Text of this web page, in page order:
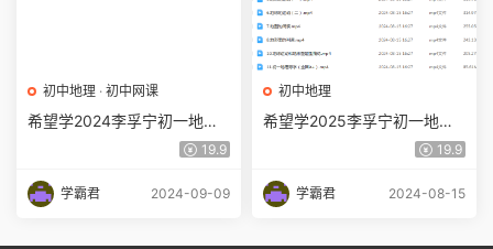
初中地理 · 初中网课
希望学2024李孚宁初一地理
（秋上·全国版·A+）【完结】
19.9
学霸君 2024-09-09
初中地理
希望学2025李孚宁初一地理
培训班秋上网课教程 百度网19.9
学霸君 2024-08-15